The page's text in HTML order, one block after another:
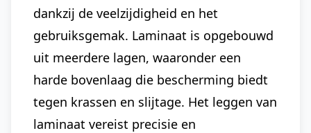
dankzij de veelzijdigheid en het
gebruiksgemak. Laminaat is opgebouwd
uit meerdere lagen, waaronder een
harde bovenlaag die bescherming biedt
tegen krassen en slijtage. Het leggen van
laminaat vereist precisie en